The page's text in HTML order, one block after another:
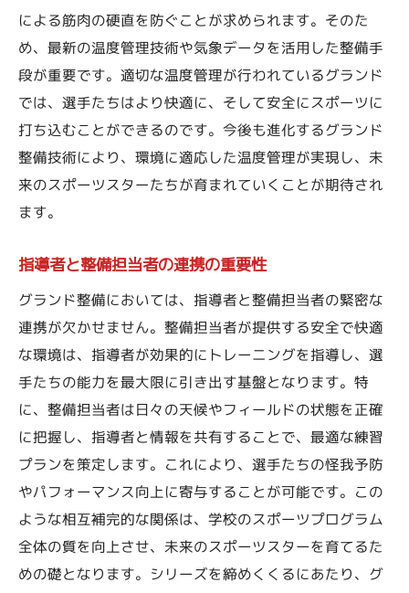
による筋肉の硬直を防ぐことが求められます。そのた
め、最新の温度管理技術や気象データを活用した整備手
段が重要です。適切な温度管理が行われているグランド
では、選手たちはより快適に、そして安全にスポーツに
打ち込むことができるのです。今後も進化するグランド
整備技術により、環境に適応した温度管理が実現し、未
来のスポーツスターたちが育まれていくことが期待され
ます。
指導者と整備担当者の連携の重要性
グランド整備においては、指導者と整備担当者の緊密な
連携が欠かせません。整備担当者が提供する安全で快適
な環境は、指導者が効果的にトレーニングを指導し、選
手たちの能力を最大限に引き出す基盤となります。特
に、整備担当者は日々の天候やフィールドの状態を正確
に把握し、指導者と情報を共有することで、最適な練習
プランを策定します。これにより、選手たちの怪我予防
やパフォーマンス向上に寄与することが可能です。この
ような相互補完的な関係は、学校のスポーツプログラム
全体の質を向上させ、未来のスポーツスターを育てるた
めの礎となります。シリーズを締めくくるにあたり、グ